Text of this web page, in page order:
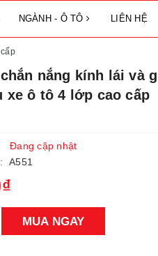
NGÀNH - Ô TÔ LIÊN HỆ
nắng kính lái và
xe ô tô 4 lớp cao cấp
Đang cập nhật
A551
MUA NGAY